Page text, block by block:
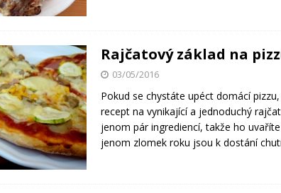
Rajčatový základ na
03/05/2016
Pokud se chystáte upéct domácí
recept na vynikající a jednoduchý
jenom pár ingrediencí, takže ho
jenom zlomek roku jsou k dostání